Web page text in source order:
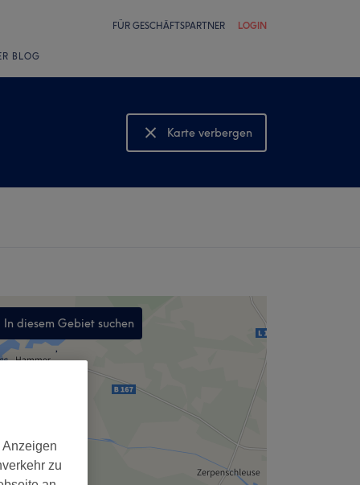
FÜR GESCHÄFTSPARTNER LOGIN
BLOG
Karte verbergen
Karte anzeigen
In diesem Gebiet suchen
,
zu